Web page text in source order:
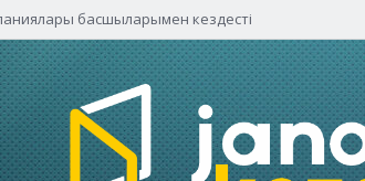
басшыларымен кездесті